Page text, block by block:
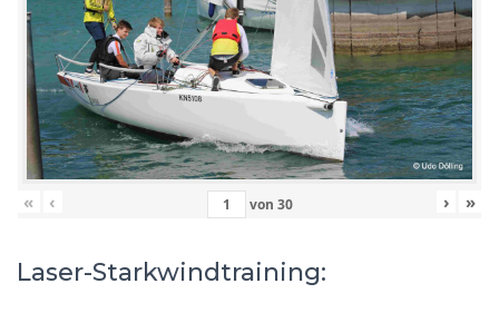
« ‹ von 30 › »
Laser-Starkwindtraining: